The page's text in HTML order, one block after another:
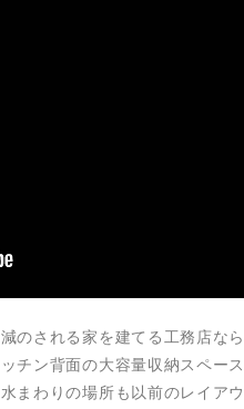
のされる家を建てる工務店な
チン背面の大容量収納スペース
まわりの場所も以前のレイア